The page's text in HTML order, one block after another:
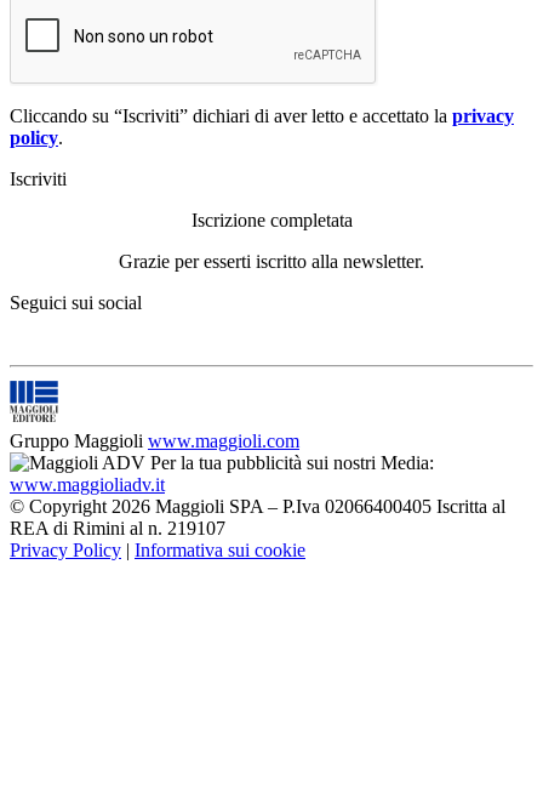
Cliccando su “Iscriviti” dichiari di aver letto e accettato la privacy
policy.
Iscriviti
Iscrizione completata
Grazie per esserti iscritto alla newsletter.
Seguici sui social
Gruppo Maggioli www.maggioli.com
Per la tua pubblicità sui nostri Media:
www.maggioliadv.it
© Copyright 2026 Maggioli SPA – P.Iva 02066400405 Iscritta al
REA di Rimini al n. 219107
Privacy Policy | Informativa sui cookie